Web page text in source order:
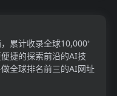
累计收录全球10,000⁺
捷的探索前沿的AI技
全球排名前三的AI网址